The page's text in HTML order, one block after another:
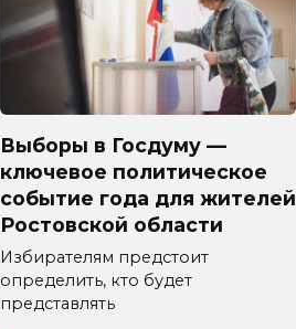
Выборы в Госдуму —
ключевое политическое
событие года для жителей
Ростовской области
Избирателям предстоит
определить, кто будет
представлять